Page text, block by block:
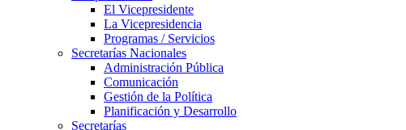
El Vicepresidente
La Vicepresidencia
Programas / Servicios
Secretarías Nacionales
Administración Pública
Comunicación
Gestión de la Política
Planificación y Desarrollo
Secretarías